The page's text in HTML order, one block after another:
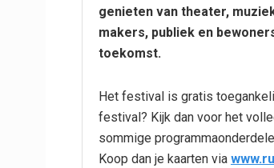
genieten van theater,
makers, publiek en
toekomst.
Het festival is gratis
festival? Kijk dan voor het
sommige
Koop dan je kaarten via